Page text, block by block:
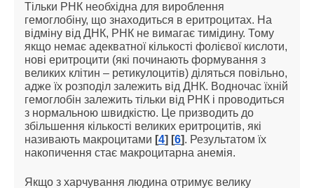
Тільки РНК необхідна для вироблення
гемоглобіну, що знаходиться в еритроцитах. На
відміну від ДНК, РНК не вимагає тимідину. Тому
якщо немає адекватної кількості фолієвої кислоти,
нові еритроцити (які починають формування з
великих клітин – ретикулоцитів) діляться повільно,
адже їх розподіл залежить від ДНК. Водночас їхній
гемоглобін залежить тільки від РНК і проводиться
з нормальною швидкістю. Це призводить до
збільшення кількості великих еритроцитів, які
називають макроцитами [4] [6]. Результатом їх
накопичення стає макроцитарна анемія.
Якщо з харчування людина отримує велику